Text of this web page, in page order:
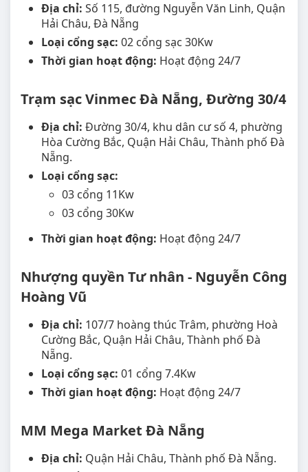
Địa chỉ: Số 115, đường Nguyễn Văn Linh, Quận
Hải Châu, Đà Nẵng
Loại cổng sạc: 02 cổng sạc 30Kw
Thời gian hoạt động: Hoạt động 24/7
Trạm sạc Vinmec Đà Nẵng, Đường 30/4
Địa chỉ: Đường 30/4, khu dân cư số 4, phường
Hòa Cường Bắc, Quận Hải Châu, Thành phố Đà
Nẵng.
Loại cổng sạc:
03 cổng 11Kw
03 cổng 30Kw
Thời gian hoạt động: Hoạt động 24/7
Nhượng quyền Tư nhân - Nguyễn Công
Hoàng Vũ
Địa chỉ: 107/7 hoàng thúc Trâm, phường Hoà
Cường Bắc, Quận Hải Châu, Thành phố Đà
Nẵng.
Loại cổng sạc: 01 cổng 7.4Kw
Thời gian hoạt động: Hoạt động 24/7
MM Mega Market Đà Nẵng
Địa chỉ: Quận Hải Châu, Thành phố Đà Nẵng.